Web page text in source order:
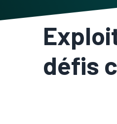
défis